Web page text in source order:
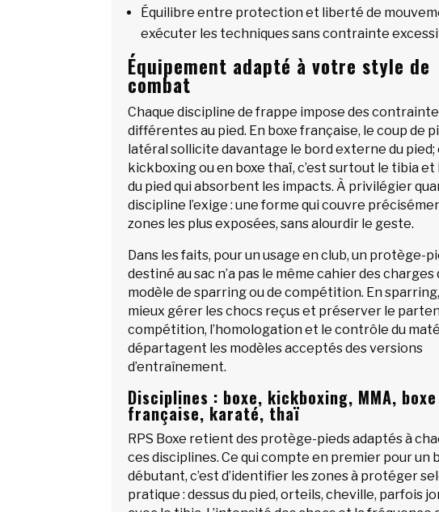
Équilibre entre protection et liberté de
exécuter les techniques sans contrainte
Équipement adapté à votre style de
combat
Chaque discipline de frappe impose des
différentes au pied. En boxe française, le coup de
latéral sollicite davantage le bord externe du pied;
kickboxing ou en boxe thaï, c’est surtout le tibia et
du pied qui absorbent les impacts. À privilégier
discipline l’exige : une forme qui couvre
zones les plus exposées, sans alourdir le geste.
Dans les faits, pour un usage en club, un protège-
destiné au sac n’a pas le même cahier des charges
modèle de sparring ou de compétition. En
mieux gérer les chocs reçus et préserver le
compétition, l’homologation et le contrôle du
départagent les modèles acceptés des versions
d’entraînement.
Disciplines : boxe, kickboxing, MMA, boxe
française, karaté, thaï
RPS Boxe retient des protège-pieds adaptés à
ces disciplines. Ce qui compte en premier pour un
débutant, c’est d’identifier les zones à protéger
pratique : dessus du pied, orteils, cheville, parfois